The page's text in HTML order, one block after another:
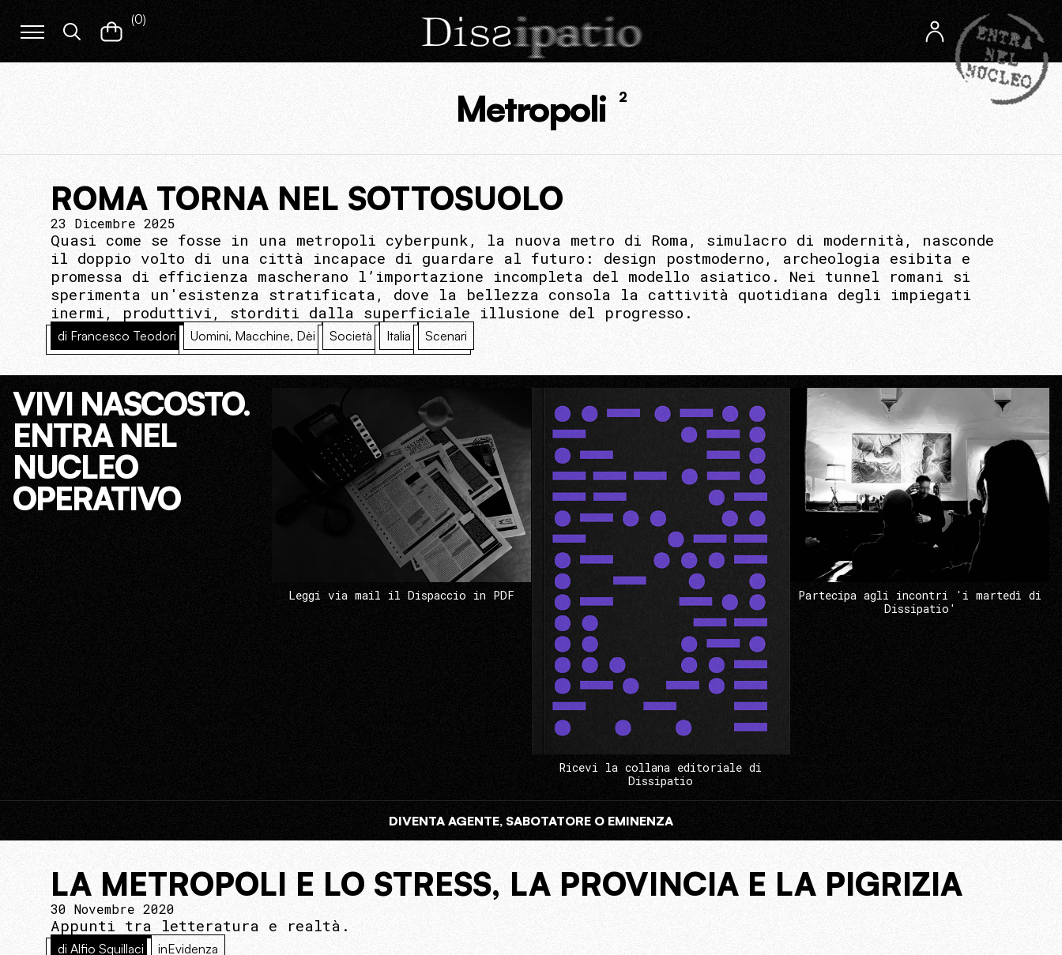
(0)
Metropoli 2
ROMA TORNA NEL SOTTOSUOLO
23 Dicembre 2025
Quasi come se fosse in una metropoli cyberpunk, la nuova metro di Roma, simulacro di modernità, nasconde
il doppio volto di una città incapace di guardare al futuro: design postmoderno, archeologia esibita e
promessa di efficienza mascherano l’importazione incompleta del modello asiatico. Nei tunnel romani si
sperimenta un'esistenza stratificata, dove la bellezza consola la cattività quotidiana degli impiegati
inermi, produttivi, storditi dalla superficiale illusione del progresso.
di Francesco Teodori Uomini, Macchine, Dèi Società Italia Scenari
VIVI NASCOSTO.
ENTRA NEL
NUCLEO
OPERATIVO
Leggi via mail il Dispaccio in PDF
Ricevi la collana editoriale di
Dissipatio
Partecipa agli incontri 'i martedì di
Dissipatio'
DIVENTA AGENTE, SABOTATORE O EMINENZA
LA METROPOLI E LO STRESS, LA PROVINCIA E LA PIGRIZIA
30 Novembre 2020
Appunti tra letteratura e realtà.
di Alfio Squillaci inEvidenza